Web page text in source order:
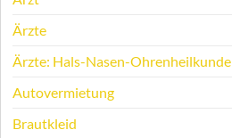
Ärzte
Ärzte: Hals-Nasen-Ohrenheilkunde
Autovermietung
Brautkleid